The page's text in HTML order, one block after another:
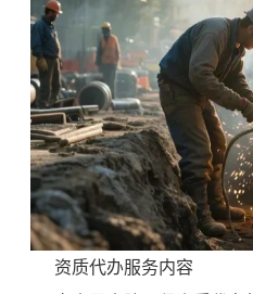
资质代办服务内容